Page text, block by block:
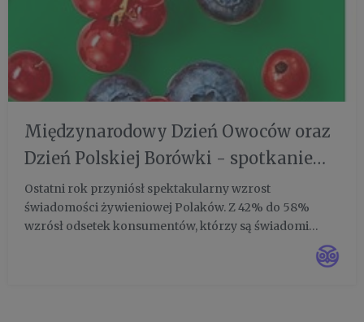
Międzynarodowy Dzień Owoców oraz
Dzień Polskiej Borówki - spotkanie
prasowe 1/07
Ostatni rok przyniósł spektakularny wzrost
świadomości żywieniowej Polaków. Z 42% do 58%
wzrósł odsetek konsumentów, którzy są świadomi